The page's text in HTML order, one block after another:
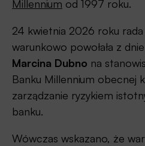
Millennium od 1997 roku.
24 kwietnia 2026 roku
warunkowo powołała z
Marcina Dubno na
Banku Millennium obecnej
zarządzanie ryzykiem
banku.
Wówczas wskazano, że